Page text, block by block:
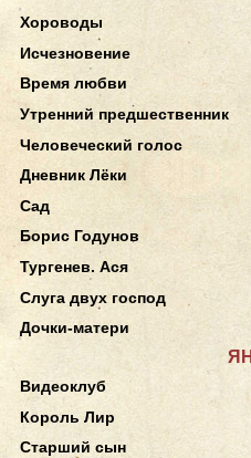
Хороводы
Исчезновение
Время любви
Утренний предшественник
Человеческий голос
Дневник Лёки
Сад
Борис Годунов
Тургенев. Ася
Слуга двух господ
Дочки-матери
Видеоклуб
Король Лир
Старший сын